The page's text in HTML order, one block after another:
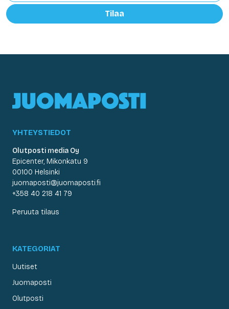
Tilaa
YHTEYSTIEDOT
Olutposti media Oy
Epicenter, Mikonkatu 9
00100 Helsinki
juomaposti@juomaposti.fi
+358 40 218 41 79
Peruuta tilaus
KATEGORIAT
Uutiset
Juomaposti
Olutposti